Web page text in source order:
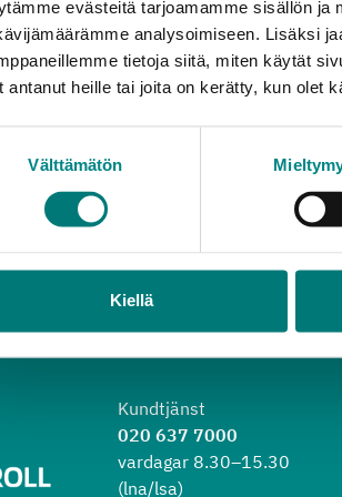
evästeitä tarjoamamme sisällön ja
analysoimiseen. Lisäksi
tietoja siitä, miten käytät
antanut heille tai joita on kerätty, kun olet
Välttämätön
Kiellä
Hushållen kan avgiftsfritt föra
Kundtjänst
020 637 7000
vardagar 8.30–15.30
(lna/lsa)